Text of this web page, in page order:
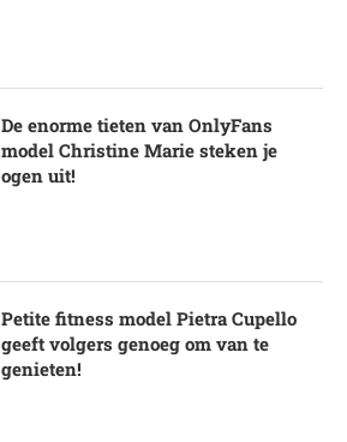
De enorme tieten van OnlyFans
model Christine Marie steken je
ogen uit!
Petite fitness model Pietra Cupello
geeft volgers genoeg om van te
genieten!